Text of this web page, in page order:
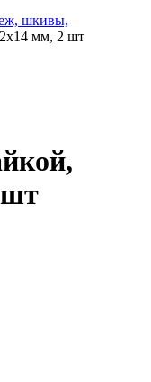
шкивы,
мм, 2 шт
шт